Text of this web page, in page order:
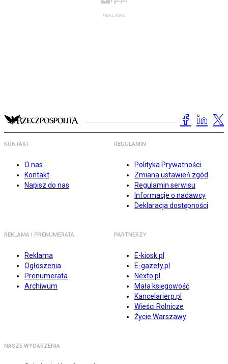
KONTAKT
O nas
Kontakt
Napisz do nas
REGULAMIN
Polityka Prywatności
Zmiana ustawień zgód
Regulamin serwisu
Informacje o nadawcy
Deklaracja dostępności
REKLAMA I PRENUMERATA
Reklama
Ogłoszenia
Prenumerata
Archiwum
PARTNERZY
E-kiosk.pl
E-gazety.pl
Nexto.pl
Mała księgowość
Kancelarierp.pl
Wieści Rolnicze
Życie Warszawy
NASZE WYDARZENIA